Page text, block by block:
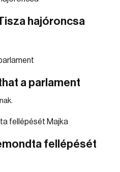
hajóroncsa
a parlament
fellépését